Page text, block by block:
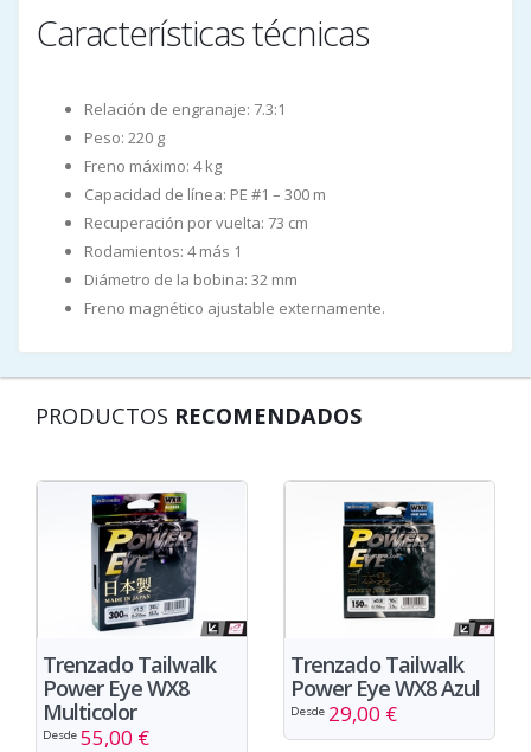
Características técnicas
Relación de engranaje: 7.3:1
Peso: 220 g
Freno máximo: 4 kg
Capacidad de línea: PE #1 – 300 m
Recuperación por vuelta: 73 cm
Rodamientos: 4 más 1
Diámetro de la bobina: 32 mm
Freno magnético ajustable externamente.
PRODUCTOS RECOMENDADOS
Trenzado Tailwalk
Power Eye WX8
Multicolor
Desde 55,00 €
Trenzado Tailwalk
Power Eye WX8 Azul
Desde 29,00 €